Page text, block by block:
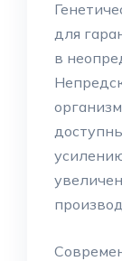
для
в